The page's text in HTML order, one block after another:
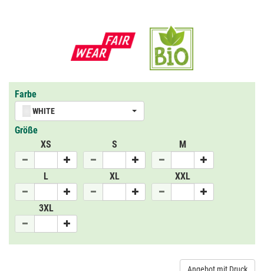
Farbe
WHITE
Größe
XS
S M
L XL XXL
3XL